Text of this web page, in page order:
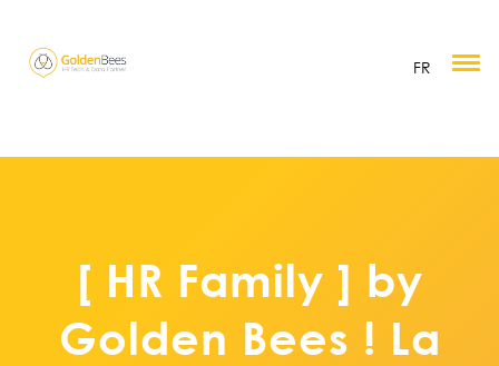
FR
[ HR Family ] by
Golden Bees ! La